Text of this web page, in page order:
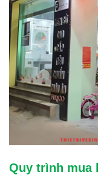
Quy trình mua